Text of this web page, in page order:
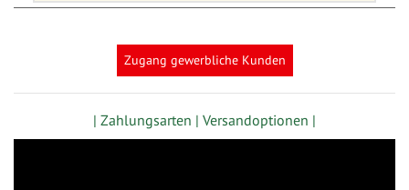
Zugang gewerbliche Kunden
| Zahlungsarten | Versandoptionen |